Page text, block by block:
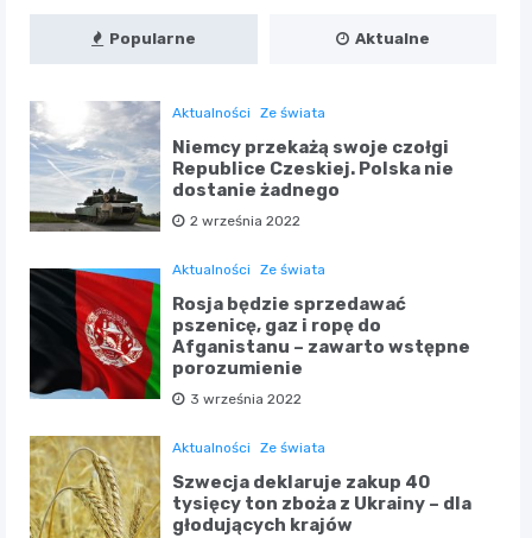
Popularne Aktualne
Aktualności Ze świata
Niemcy przekażą swoje czołgi
Republice Czeskiej. Polska nie
dostanie żadnego
2 września 2022
Aktualności Ze świata
Rosja będzie sprzedawać
pszenicę, gaz i ropę do
Afganistanu – zawarto wstępne
porozumienie
3 września 2022
Aktualności Ze świata
Szwecja deklaruje zakup 40
tysięcy ton zboża z Ukrainy – dla
głodujących krajów